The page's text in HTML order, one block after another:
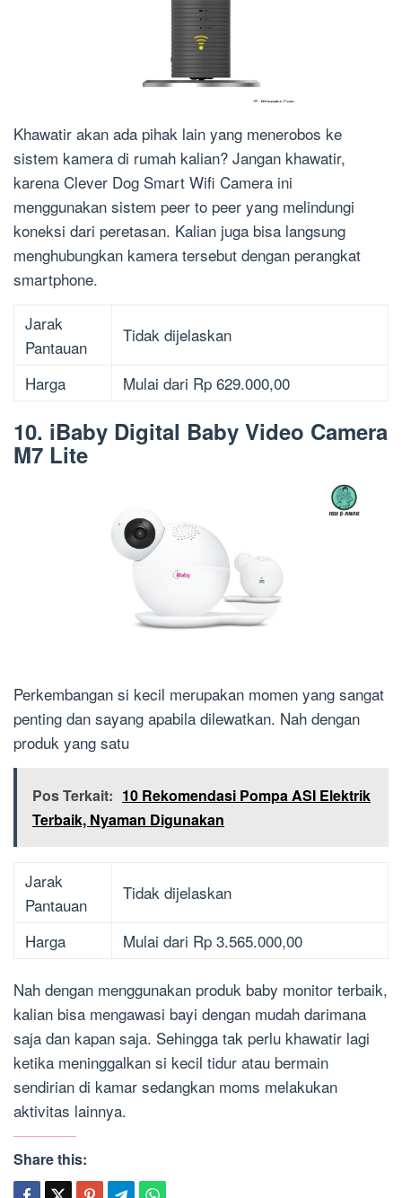
Khawatir akan ada pihak lain yang menerobos ke
sistem kamera di rumah kalian? Jangan khawatir,
karena Clever Dog Smart Wifi Camera ini
menggunakan sistem peer to peer yang melindungi
koneksi dari peretasan. Kalian juga bisa langsung
menghubungkan kamera tersebut dengan perangkat
smartphone.
Jarak
Pantauan
Tidak dijelaskan
Harga Mulai dari Rp 629.000,00
10. iBaby Digital Baby Video Camera
M7 Lite
Perkembangan si kecil merupakan momen yang sangat
penting dan sayang apabila dilewatkan. Nah dengan
produk yang satu
Pos Terkait: 10 Rekomendasi Pompa ASI Elektrik
Terbaik, Nyaman Digunakan
Jarak
Pantauan
Tidak dijelaskan
Harga Mulai dari Rp 3.565.000,00
Nah dengan menggunakan produk baby monitor terbaik,
kalian bisa mengawasi bayi dengan mudah darimana
saja dan kapan saja. Sehingga tak perlu khawatir lagi
ketika meninggalkan si kecil tidur atau bermain
sendirian di kamar sedangkan moms melakukan
aktivitas lainnya.
Share this: